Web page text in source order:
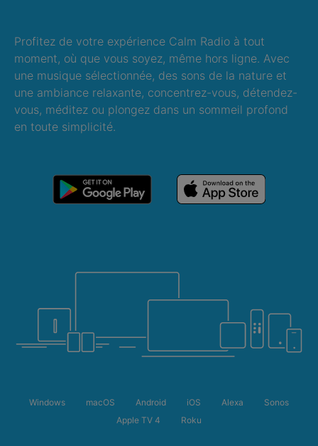
Profitez de votre expérience Calm Radio à tout
moment, où que vous soyez, même hors ligne. Avec
une musique sélectionnée, des sons de la nature et
une ambiance relaxante, concentrez-vous, détendez-
vous, méditez ou plongez dans un sommeil profond
en toute simplicité.
Windows macOS Android iOS Alexa
Sonos
Apple TV 4
Roku